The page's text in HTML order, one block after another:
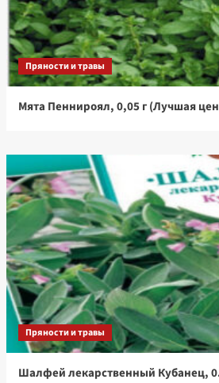
Пряности и травы
Мята Пеннироял, 0,05 г (Лучшая
Пряности и травы
Шалфей лекарственный Кубанец,